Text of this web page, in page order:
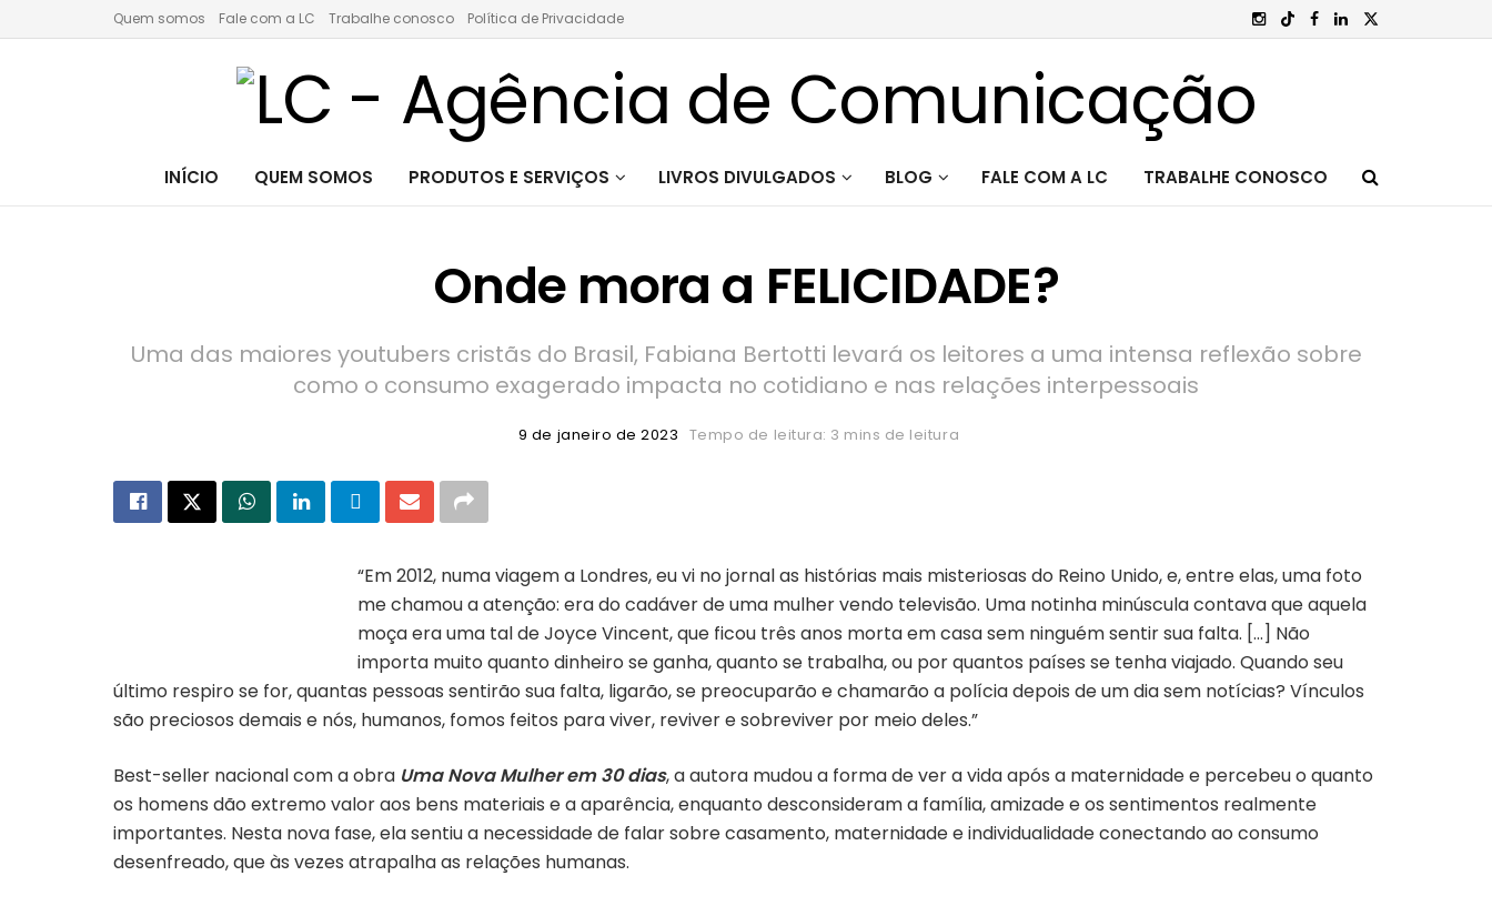
Quem somos Fale com a LC Trabalhe conosco Política de Privacidade
INÍCIO QUEM SOMOS PRODUTOS E SERVIÇOS LIVROS DIVULGADOS BLOG FALE COM A LC TRABALHE CONOSCO
Onde mora a FELICIDADE?
Uma das maiores youtubers cristãs do Brasil, Fabiana Bertotti levará os leitores a uma intensa reflexão sobre
como o consumo exagerado impacta no cotidiano e nas relações interpessoais
9 de janeiro de 2023 Tempo de leitura: 3 mins de leitura
“Em 2012, numa viagem a Londres, eu vi no jornal as histórias mais misteriosas do Reino Unido, e, entre elas, uma foto
me chamou a atenção: era do cadáver de uma mulher vendo televisão. Uma notinha minúscula contava que aquela
moça era uma tal de Joyce Vincent, que ficou três anos morta em casa sem ninguém sentir sua falta. […] Não
importa muito quanto dinheiro se ganha, quanto se trabalha, ou por quantos países se tenha viajado. Quando seu
último respiro se for, quantas pessoas sentirão sua falta, ligarão, se preocuparão e chamarão a polícia depois de um dia sem notícias? Vínculos
são preciosos demais e nós, humanos, fomos feitos para viver, reviver e sobreviver por meio deles.”
Best-seller nacional com a obra Uma Nova Mulher em 30 dias, a autora mudou a forma de ver a vida após a maternidade e percebeu o quanto
os homens dão extremo valor aos bens materiais e a aparência, enquanto desconsideram a família, amizade e os sentimentos realmente
importantes. Nesta nova fase, ela sentiu a necessidade de falar sobre casamento, maternidade e individualidade conectando ao consumo
desenfreado, que às vezes atrapalha as relações humanas.